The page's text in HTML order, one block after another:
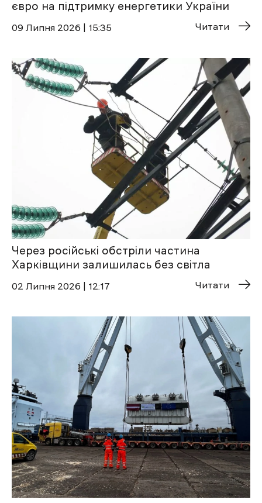
євро на підтримку енергетики України
09 Липня 2026 | 15:35 Читати
Через російські обстріли частина
Харківщини залишилась без світла
02 Липня 2026 | 12:17 Читати